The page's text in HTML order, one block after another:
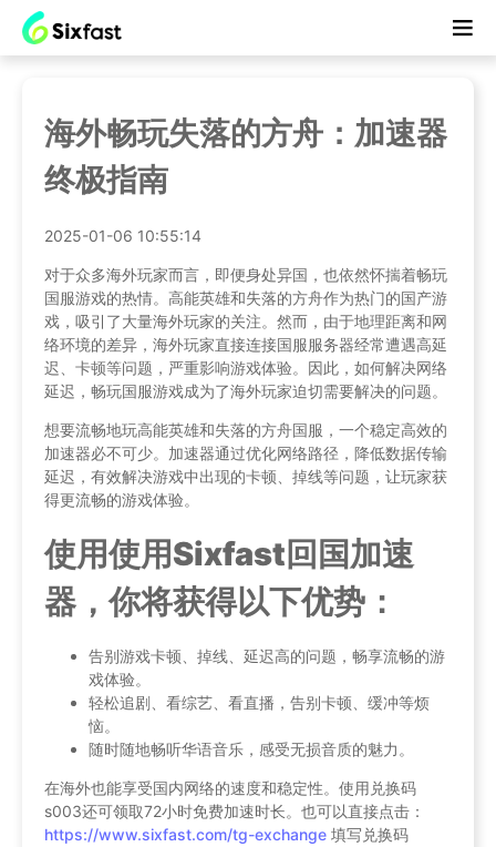
海外畅玩失落的方舟：加速器
终极指南
2025-01-06 10:55:14
对于众多海外玩家而言，即便身处异国，也依然怀揣着畅玩
国服游戏的热情。高能英雄和失落的方舟作为热门的国产游
戏，吸引了大量海外玩家的关注。然而，由于地理距离和网
络环境的差异，海外玩家直接连接国服服务器经常遭遇高延
迟、卡顿等问题，严重影响游戏体验。因此，如何解决网络
延迟，畅玩国服游戏成为了海外玩家迫切需要解决的问题。
想要流畅地玩高能英雄和失落的方舟国服，一个稳定高效的
加速器必不可少。加速器通过优化网络路径，降低数据传输
延迟，有效解决游戏中出现的卡顿、掉线等问题，让玩家获
得更流畅的游戏体验。
使用使用Sixfast回国加速
器，你将获得以下优势：
告别游戏卡顿、掉线、延迟高的问题，畅享流畅的游
戏体验。
轻松追剧、看综艺、看直播，告别卡顿、缓冲等烦
恼。
随时随地畅听华语音乐，感受无损音质的魅力。
在海外也能享受国内网络的速度和稳定性。使用兑换码
s003还可领取72小时免费加速时长。也可以直接点击：
https://www.sixfast.com/tg-exchange 填写兑换码